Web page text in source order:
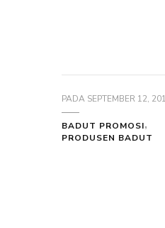
PADA SEPTEMBER 12,
BADUT PROMOSI
PRODUSEN BADUT